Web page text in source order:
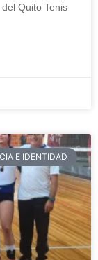
Quito Tenis
E IDENTIDAD